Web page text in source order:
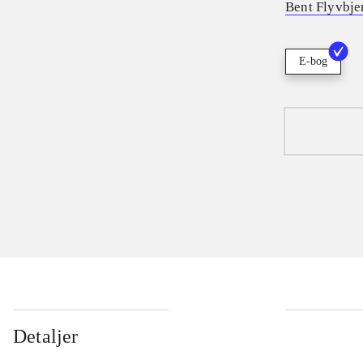
Bent
E-bog
Detaljer